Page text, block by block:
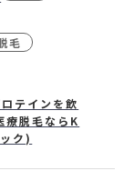
毛
テインを飲
療脱毛ならK
ク)